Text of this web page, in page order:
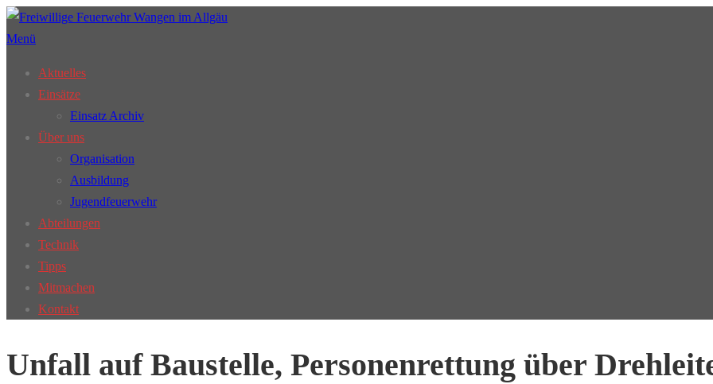
Zum
Inhalt
Menü
Aktuelles
Einsätze
Einsatz Archiv
Über uns
Organisation
Ausbildung
Jugendfeuerwehr
Abteilungen
Technik
Tipps
Mitmachen
Kontakt
Unfall auf Baustelle, Personenrettung über